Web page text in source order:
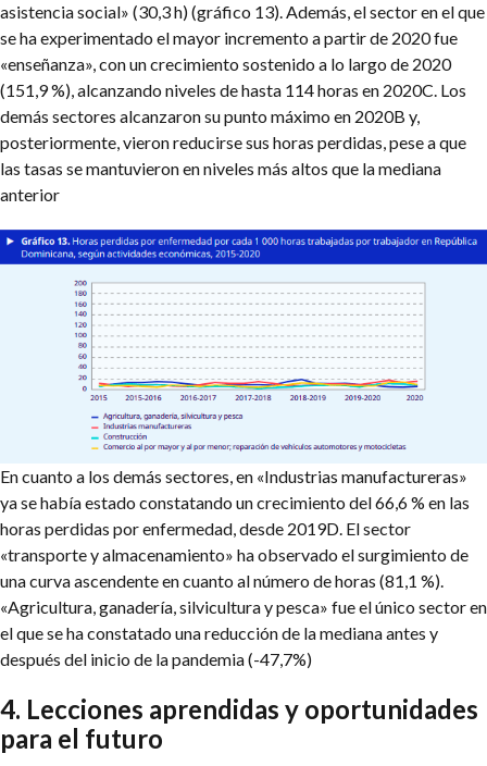
asistencia social» (30,3 h) (gráfico 13). Además, el sector en el que
se ha experimentado el mayor incremento a partir de 2020 fue
«enseñanza», con un crecimiento sostenido a lo largo de 2020
(151,9 %), alcanzando niveles de hasta 114 horas en 2020C. Los
demás sectores alcanzaron su punto máximo en 2020B y,
posteriormente, vieron reducirse sus horas perdidas, pese a que
las tasas se mantuvieron en niveles más altos que la mediana
anterior
En cuanto a los demás sectores, en «Industrias manufactureras»
ya se había estado constatando un crecimiento del 66,6 % en las
horas perdidas por enfermedad, desde 2019D. El sector
«transporte y almacenamiento» ha observado el surgimiento de
una curva ascendente en cuanto al número de horas (81,1 %).
«Agricultura, ganadería, silvicultura y pesca» fue el único sector en
el que se ha constatado una reducción de la mediana antes y
después del inicio de la pandemia (-47,7%)
4. Lecciones aprendidas y oportunidades
para el futuro